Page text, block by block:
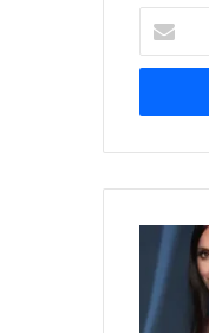
your
Email